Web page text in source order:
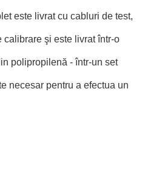
este livrat cu cabluri de test,
calibrare şi este livrat într-o
polipropilenă - într-un set
necesar pentru a efectua un